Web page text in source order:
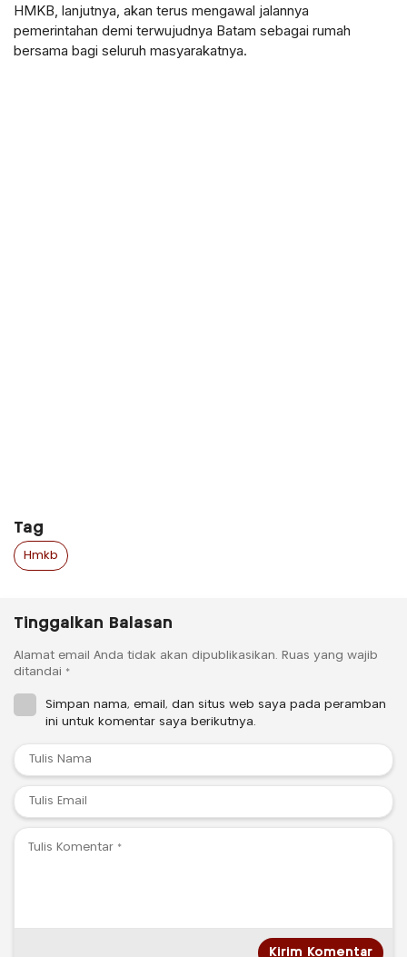
HMKB, lanjutnya, akan terus mengawal jalannya
pemerintahan demi terwujudnya Batam sebagai rumah
bersama bagi seluruh masyarakatnya.
Tag
Hmkb
Tinggalkan Balasan
Alamat email Anda tidak akan dipublikasikan. Ruas yang wajib
ditandai *
Simpan nama, email, dan situs web saya pada peramban
ini untuk komentar saya berikutnya.